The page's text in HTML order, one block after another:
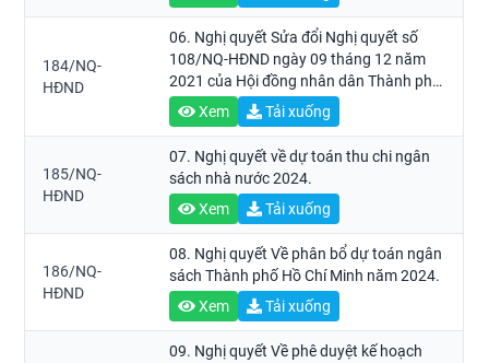
184/NQ-
HĐND
06. Nghị quyết Sửa đổi Nghị quyết số
108/NQ-HĐND ngày 09 tháng 12 năm
2021 của Hội đồng nhân dân Thành phố
về ban hành quy định về nguyên tắc, tiêu
chí và định mức phân bổ dự toán chi
hoạt động của các cơ quan nhà nước
trên địa bàn Thành phố Hồ Chí Minh năm
2022 (năm 2022 – 2025) khi nguồn thu
ngân sách nhà nước đã ổn định.
Xem Tải xuống
185/NQ-
HĐND
07. Nghị quyết về dự toán thu chi ngân
sách nhà nước 2024.
Xem
Tải xuống
186/NQ-
HĐND
08. Nghị quyết Về phân bổ dự toán ngân
sách Thành phố Hồ Chí Minh năm 2024.
Xem
Tải xuống
09. Nghị quyết Về phê duyệt kế hoạch